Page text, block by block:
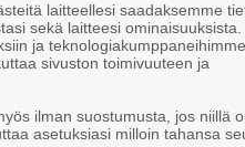
laitteellesi saadaksemme
sekä laitteesi
ja teknologiakumppaneihimme
sivuston toimivuuteen ja
ilman suostumusta, jos niillä
asetuksiasi milloin tahansa